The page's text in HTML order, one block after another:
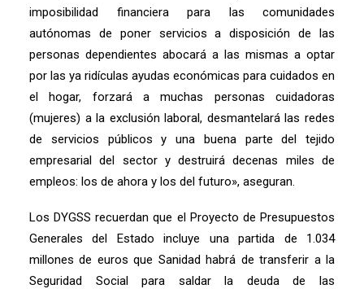
imposibilidad financiera para las comunidades
autónomas de poner servicios a disposición de las
personas dependientes abocará a las mismas a optar
por las ya ridículas ayudas económicas para cuidados en
el hogar, forzará a muchas personas cuidadoras
(mujeres) a la exclusión laboral, desmantelará las redes
de servicios públicos y una buena parte del tejido
empresarial del sector y destruirá decenas miles de
empleos: los de ahora y los del futuro», aseguran.
Los DYGSS recuerdan que el Proyecto de Presupuestos
Generales del Estado incluye una partida de 1.034
millones de euros que Sanidad habrá de transferir a la
Seguridad Social para saldar la deuda de las